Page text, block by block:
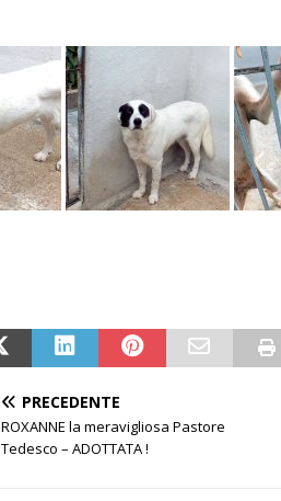
PRECEDENTE
ROXANNE la meravigliosa Pastore
Tedesco – ADOTTATA !